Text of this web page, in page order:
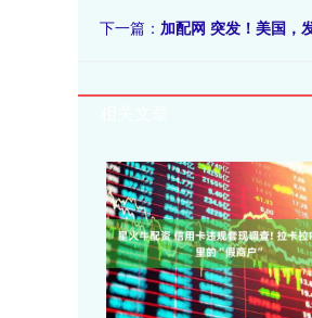
下一篇： 加配网 突发！美国，